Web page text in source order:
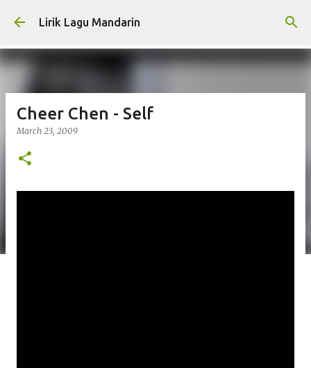
Skip to main content
Lirik Lagu Mandarin
Cheer Chen - Self
March 23, 2009